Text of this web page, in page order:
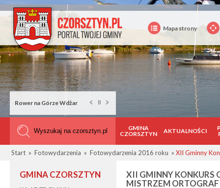
Mapa strony
Rower na Górze Wdżar
GMINA
CZORSZTYN
AKTUALNOŚCI
Start » Fotowydarzenia » Fotowydarzenia 2016 roku » XII Gminny
GMINA CZORSZTYN
XII GMINNY KONKURS
MISTRZEM